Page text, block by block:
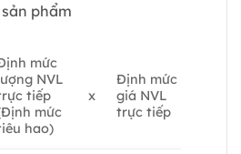
phẩm
mức
NVL
tiếp
mức
hao)
x
Định mức
giá NVL
trực tiếp